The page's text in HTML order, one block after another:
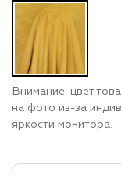
Внимание: цвет
на фото из-за
яркости монитора.